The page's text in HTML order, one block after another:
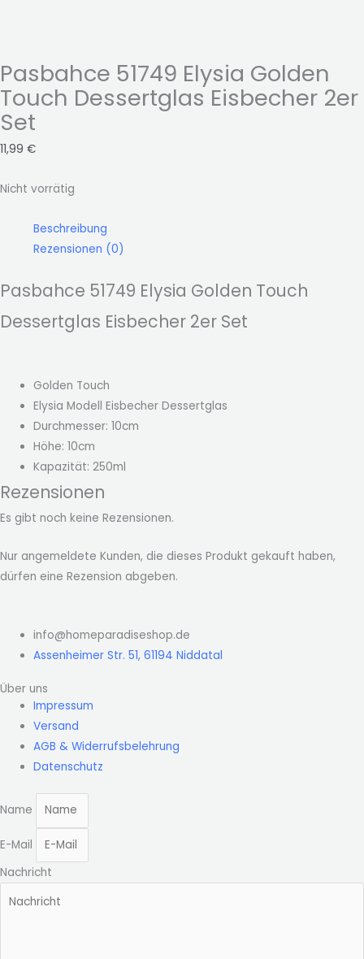
Pasbahce 51749 Elysia Golden
Touch Dessertglas Eisbecher 2er
Set
11,99 €
Nicht vorrätig
Beschreibung
Rezensionen (0)
Pasbahce 51749 Elysia Golden Touch
Dessertglas Eisbecher 2er Set
Golden Touch
Elysia Modell Eisbecher Dessertglas
Durchmesser: 10cm
Höhe: 10cm
Kapazität: 250ml
Rezensionen
Es gibt noch keine Rezensionen.
Nur angemeldete Kunden, die dieses Produkt gekauft haben,
dürfen eine Rezension abgeben.
info@homeparadiseshop.de
Assenheimer Str. 51, 61194 Niddatal
Über uns
Impressum
Versand
AGB & Widerrufsbelehrung
Datenschutz
Name
E-Mail
Nachricht